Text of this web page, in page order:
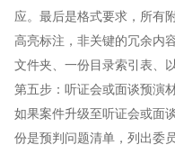
应。最后是格式要求，所有
高亮标注，非关键的冗余内
文件夹、一份目录索引表、
第五步：听证会或面谈预演
如果案件升级至听证会或面
份是预判问题清单，列出委